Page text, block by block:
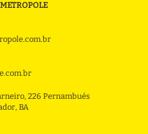
226 Pernambués
BA